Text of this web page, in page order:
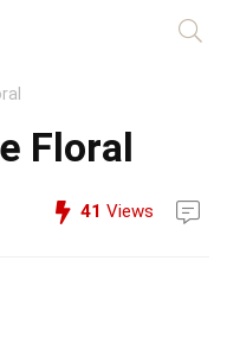
Floral
41 Views